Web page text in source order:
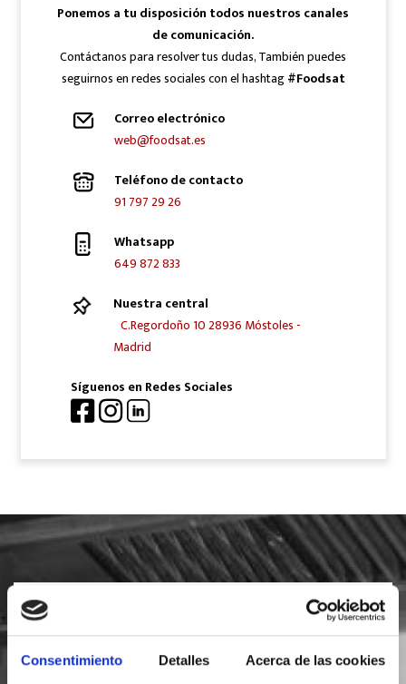
Consentimiento Detalles Acerca de las cookies
Ponemos a tu disposición todos nuestros canales
de comunicación.
Contáctanos para resolver tus dudas, También puedes
seguirnos en redes sociales con el hashtag#Foodsat
Correo electrónico
web@foodsat.es
Teléfono de contacto
91 797 29 26
Whatsapp
649 872 833
Nuestra central
C.Regordoño 10 28936 Móstoles -
Madrid
Síguenos en Redes Sociales
SOLICITA INFORMACIÓN